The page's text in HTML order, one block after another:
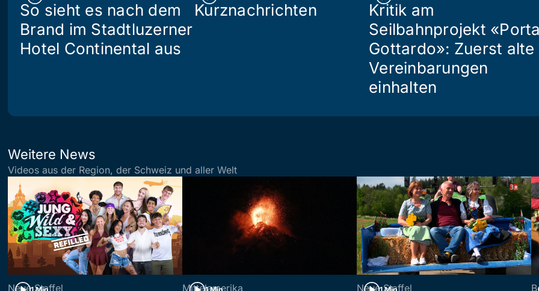
So sieht es nach dem
Brand im Stadtluzerner
Hotel Continental aus
Kurznachrichten
Kritik am
Seilbahnprojekt «Porta
Gottardo»: Zuerst alte
Vereinbarungen
einhalten
Weitere News
Videos aus der Region, der Schweiz und aller Welt
Neue Staffel Mittelamerika Neue Staffel